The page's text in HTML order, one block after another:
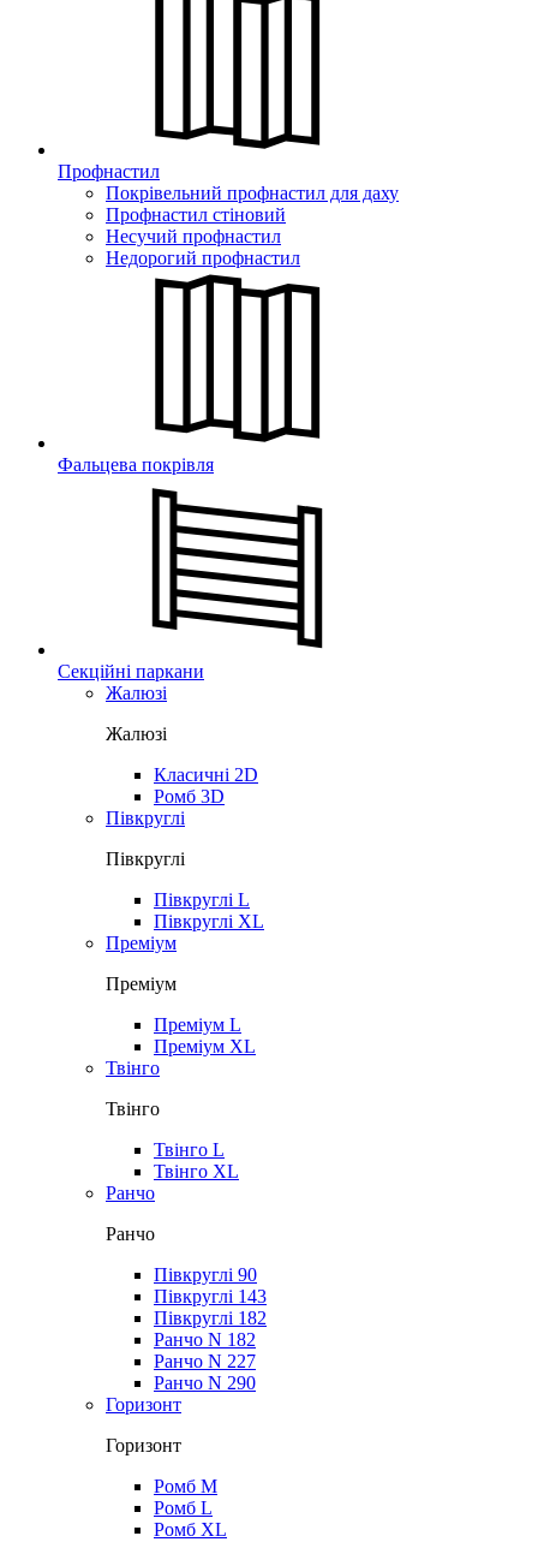
Профнастил
Покрівельний профнастил для даху
Профнастил стіновий
Несучий профнастил
Недорогий профнастил
Фальцева покрівля
Секційні паркани
Жалюзі
Жалюзі
Класичні 2D
Ромб 3D
Півкруглі
Півкруглі
Півкруглі L
Півкруглі XL
Преміум
Преміум
Преміум L
Преміум XL
Твінго
Твінго
Твінго L
Твінго XL
Ранчо
Ранчо
Півкруглі 90
Півкруглі 143
Півкруглі 182
Ранчо N 182
Ранчо N 227
Ранчо N 290
Горизонт
Горизонт
Ромб M
Ромб L
Ромб XL